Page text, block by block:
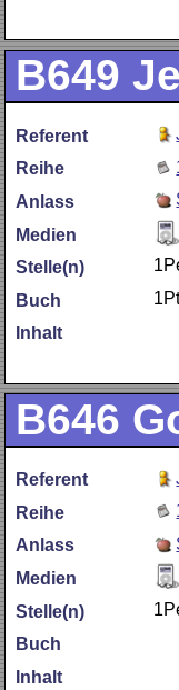
B649
Referent
Reihe
Anlass
Medien
Stelle(n)
Buch
Inhalt
B646
Referent
Reihe
Anlass
Medien
Stelle(n)
Buch
Inhalt